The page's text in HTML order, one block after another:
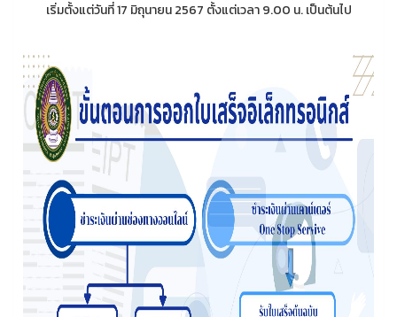
เริ่มตั้งแต่วันที่ 17 มิถุนายน 2567 ตั้งแต่เวลา 9.00 น. เป็นต้นไป